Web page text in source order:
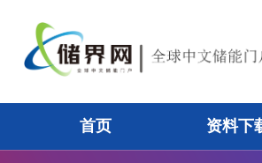
首页 资料下